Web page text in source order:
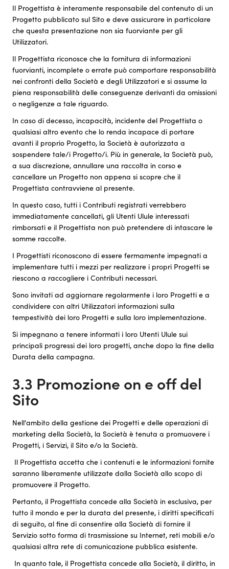
Il Progettista è interamente responsabile del contenuto di un
Progetto pubblicato sul Sito e deve assicurare in particolare
che questa presentazione non sia fuorviante per gli
Utilizzatori.
Il Progettista riconosce che la fornitura di informazioni
fuorvianti, incomplete o errate può comportare responsabilità
nei confronti della Società e degli Utilizzatori e si assume la
piena responsabilità delle conseguenze derivanti da omissioni
o negligenze a tale riguardo.
In caso di decesso, incapacità, incidente del Progettista o
qualsiasi altro evento che lo renda incapace di portare
avanti il proprio Progetto, la Società è autorizzata a
sospendere tale/i Progetto/i. Più in generale, la Società può,
a sua discrezione, annullare una raccolta in corso e
cancellare un Progetto non appena si scopre che il
Progettista contravviene al presente.
In questo caso, tutti i Contributi registrati verrebbero
immediatamente cancellati, gli Utenti Ulule interessati
rimborsati e il Progettista non può pretendere di intascare le
somme raccolte.
I Progettisti riconoscono di essere fermamente impegnati a
implementare tutti i mezzi per realizzare i propri Progetti se
riescono a raccogliere i Contributi necessari.
Sono invitati ad aggiornare regolarmente i loro Progetti e a
condividere con altri Utilizzatori informazioni sulla
tempestività dei loro Progetti e sulla loro implementazione.
Si impegnano a tenere informati i loro Utenti Ulule sui
principali progressi dei loro progetti, anche dopo la fine della
Durata della campagna.
3.3 Promozione on e off del
Sito
Nell'ambito della gestione dei Progetti e delle operazioni di
marketing della Società, la Società è tenuta a promuovere i
Progetti, i Servizi, il Sito e/o la Società.
Il Progettista accetta che i contenuti e le informazioni fornite
saranno liberamente utilizzate dalla Società allo scopo di
promuovere il Progetto.
Pertanto, il Progettista concede alla Società in esclusiva, per
tutto il mondo e per la durata del presente, i diritti specificati
di seguito, al fine di consentire alla Società di fornire il
Servizio sotto forma di trasmissione su Internet, reti mobili e/o
qualsiasi altra rete di comunicazione pubblica esistente.
In quanto tale, il Progettista concede alla Società, il diritto, in